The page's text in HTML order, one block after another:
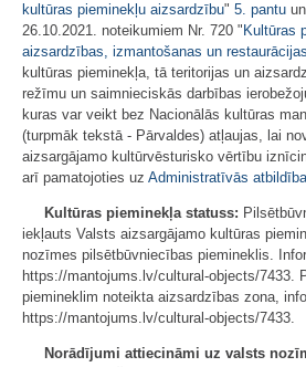
kultūras pieminekļu aizsardzību" 5. pantu
26.10.2021. noteikumiem Nr. 720 " Kultūras
aizsardzības, izmantošanas un
kultūras pieminekļa, tā teritorijas un
režīmu un saimnieciskās darbības
kuras var veikt bez Nacionālās kultūras
(turpmāk tekstā - Pārvaldes) atļaujas, lai
aizsargājamo kultūrvēsturisko vērtību
arī pamatojoties uz Administratīvās
Kultūras pieminekļa statuss:
iekļauts Valsts aizsargājamo kultūras
nozīmes pilsētbūvniecības piemineklis.
https://mantojums.lv/cultural-objects/7433.
piemineklim noteikta aizsardzības zona,
https://mantojums.lv/cultural-objects/7433.
Norādījumi attiecināmi uz valsts